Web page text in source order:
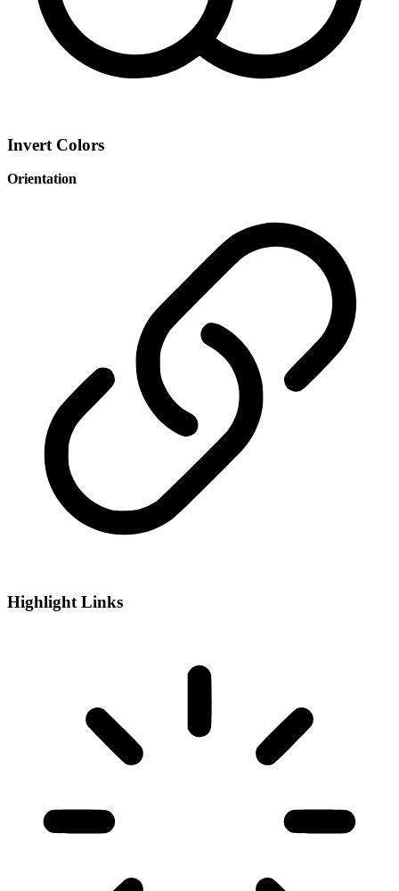
Invert Colors
Orientation
Highlight Links